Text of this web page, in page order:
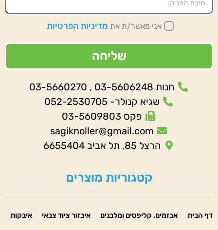
אני מאשר/ת את מדיניות הפרטיות
שליחה
חנות 03-5606248 , 03-5660270
שגיא קנולר- 052-2530705
פקס 03-5609803
sagiknoller@gmail.com
הרצל 85, תל אביב 6655404
קטגוריות מוצרים
דף הבית אבזמים, קליפסים ומלבנים איבזור ציוד צבאי איבקות